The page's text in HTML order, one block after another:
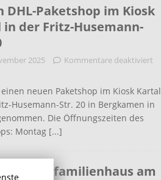
DHL-Paketshop im Kiosk
in der Fritz-Husemann-
2025 Kommentare deaktiviert
einen neuen Paketshop im Kiosk Kartal
Husemann-Str. 20 in Bergkamen in
Die Öffnungszeiten des
Montag [...]
in Einfamilienhaus am